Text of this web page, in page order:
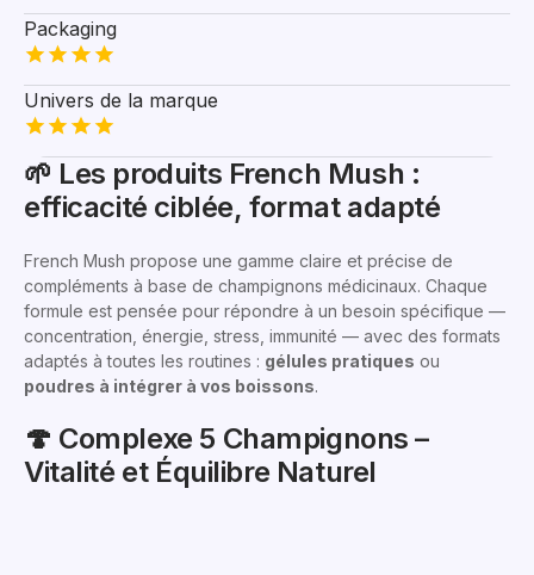
Packaging
Univers de la marque
🌱 Les produits French Mush :
efficacité ciblée, format adapté
French Mush propose une gamme claire et précise de
compléments à base de champignons médicinaux. Chaque
formule est pensée pour répondre à un besoin spécifique —
concentration, énergie, stress, immunité — avec des formats
adaptés à toutes les routines : gélules pratiques ou
poudres à intégrer à vos boissons.
🍄 Complexe 5 Champignons –
Vitalité et Équilibre Naturel